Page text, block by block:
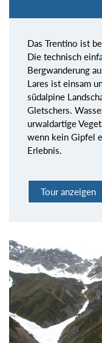
Das Trentino ist
Die technisch
Bergwanderung
Lares ist einsam
südalpine
Gletschers.
urwaldartige
wenn kein Gipfel
Erlebnis.
Tour anzeigen